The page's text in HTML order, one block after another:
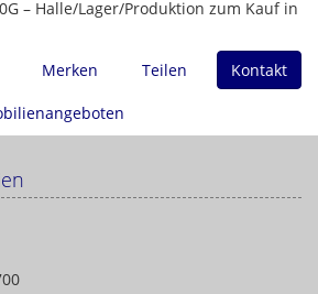
– Halle/Lager/Produktion zum Kauf in
Merken
Teilen Kontakt